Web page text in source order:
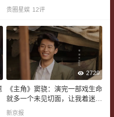
言之有物
贵圈星娱 12评
2729
《主角》窦骁：演完一部戏生命
就多一个未见切面，让我着迷丨
专访
新京报